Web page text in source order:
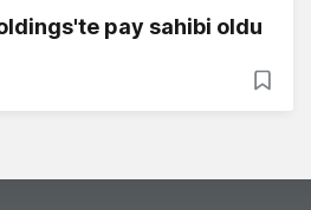
pay sahibi oldu